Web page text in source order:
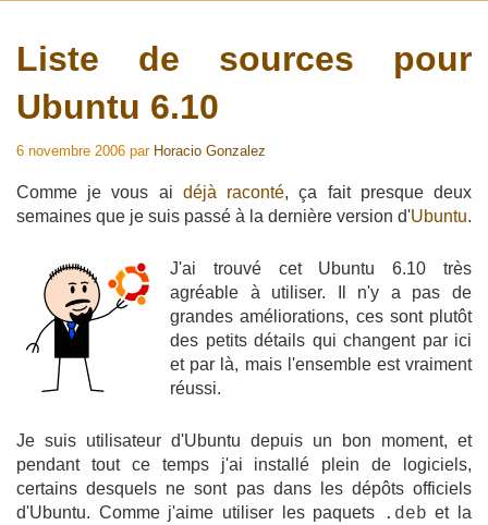
Liste de sources pour
Ubuntu 6.10
6 novembre 2006 par Horacio Gonzalez
Comme je vous ai déjà raconté, ça fait presque deux
semaines que je suis passé à la dernière version d'Ubuntu.
J'ai trouvé cet Ubuntu 6.10 très
agréable à utiliser. Il n'y a pas de
grandes améliorations, ces sont plutôt
des petits détails qui changent par ici
et par là, mais l'ensemble est vraiment
réussi.
Je suis utilisateur d'Ubuntu depuis un bon moment, et
pendant tout ce temps j'ai installé plein de logiciels,
certains desquels ne sont pas dans les dépôts officiels
d'Ubuntu. Comme j'aime utiliser les paquets
.deb et la